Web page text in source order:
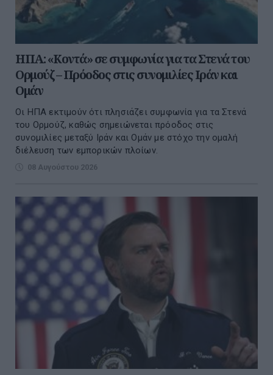
ΗΠΑ: «Κοντά» σε συμφωνία για τα Στενά του
Ορμούζ – Πρόοδος στις συνομιλίες Ιράν και
Ομάν
Οι ΗΠΑ εκτιμούν ότι πλησιάζει συμφωνία για τα Στενά
του Ορμούζ, καθώς σημειώνεται πρόοδος στις
συνομιλίες μεταξύ Ιράν και Ομάν με στόχο την ομαλή
διέλευση των εμπορικών πλοίων.
08 Αυγούστου 2026